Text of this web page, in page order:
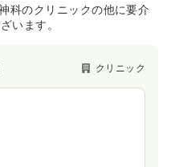
万円以上可
詳細を見る
科のクリニックの他に要介
います。
クリニック